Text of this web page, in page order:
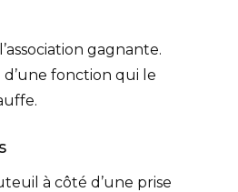
gagnante.
d’une fonction qui le
à côté d’une prise